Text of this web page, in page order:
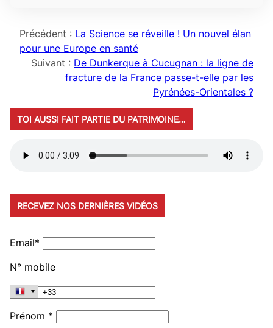
Précédent : La Science se réveille ! Un nouvel élan
pour une Europe en santé
Suivant : De Dunkerque à Cucugnan : la ligne de
fracture de la France passe-t-elle par les
Pyrénées-Orientales ?
TOI AUSSI FAIT PARTIE DU PATRIMOINE…
RECEVEZ NOS DERNIÈRES VIDÉOS
Email*
N° mobile
Prénom *